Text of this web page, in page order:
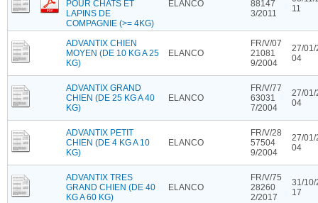
POUR CHATS ET
LAPINS DE
COMPAGNIE (>= 4KG)
ELANCO
88147
3/2011
11
ADVANTIX CHIEN
MOYEN (DE 10 KG A 25
KG)
ELANCO
FR/V/07
21081
9/2004
27/01/
04
ADVANTIX GRAND
CHIEN (DE 25 KG A 40
KG)
ELANCO
FR/V/77
63031
7/2004
27/01/
04
ADVANTIX PETIT
CHIEN (DE 4 KG A 10
KG)
ELANCO
FR/V/28
57504
9/2004
27/01/
04
ADVANTIX TRES
GRAND CHIEN (DE 40
KG A 60 KG)
ELANCO
FR/V/75
28260
2/2017
31/10/
17